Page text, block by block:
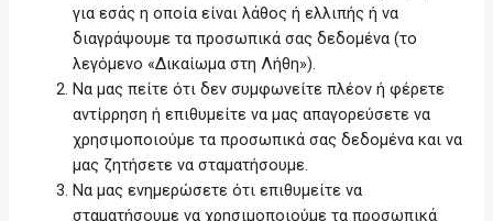
για εσάς η οποία είναι λάθος ή ελλιπής ή να
διαγράψουμε τα προσωπικά σας δεδομένα (το
λεγόμενο «Δικαίωμα στη Λήθη»).
Να μας πείτε ότι δεν συμφωνείτε πλέον ή φέρετε
αντίρρηση ή επιθυμείτε να μας απαγορεύσετε να
χρησιμοποιούμε τα προσωπικά σας δεδομένα και να
μας ζητήσετε να σταματήσουμε.
Να μας ενημερώσετε ότι επιθυμείτε να
σταματήσουμε να χρησιμοποιούμε τα προσωπικά